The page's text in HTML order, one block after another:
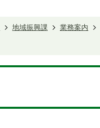
地域振興課 業務案内